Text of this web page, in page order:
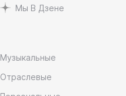
Мы В Дзене
Музыкальные
Отраслевые